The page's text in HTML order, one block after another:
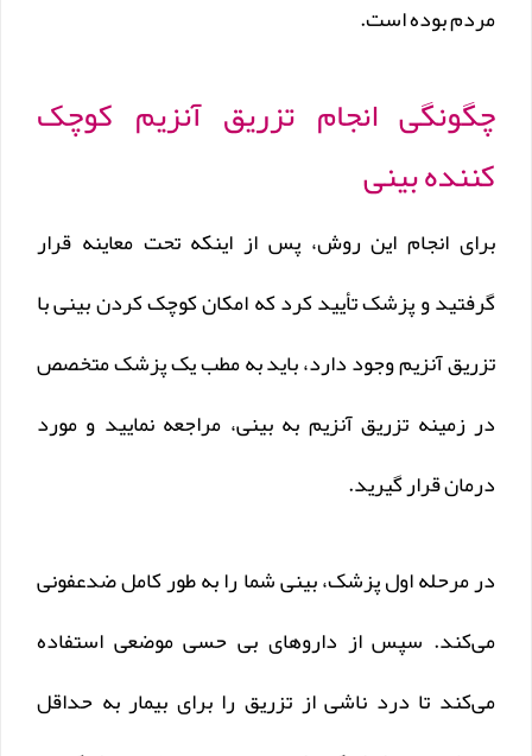
مردم بوده است.
چگونگی انجام تزریق آنزیم کوچک
کننده بینی
برای انجام این روش، پس از اینکه تحت معاینه قرار
گرفتید و پزشک تأیید کرد که امکان کوچک کردن بینی با
تزریق آنزیم وجود دارد، باید به مطب یک پزشک متخصص
در زمینه تزریق آنزیم به بینی، مراجعه نمایید و مورد
درمان قرار گیرید.
در مرحله اول پزشک، بینی شما را به طور کامل ضدعفونی
می‌کند. سپس از دارو‌های بی حسی موضعی استفاده
می‌کند تا درد ناشی از تزریق را برای بیمار به حداقل